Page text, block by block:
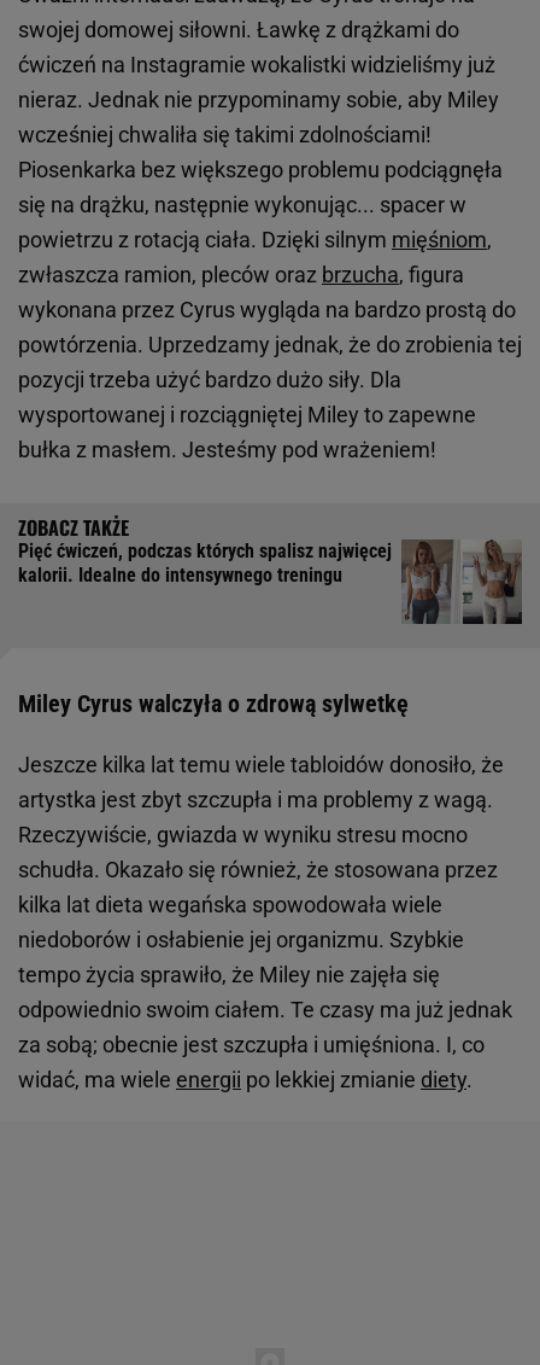
swojej domowej siłowni. Ławkę z drążkami do
ćwiczeń na Instagramie wokalistki widzieliśmy już
nieraz. Jednak nie przypominamy sobie, aby Miley
wcześniej chwaliła się takimi zdolnościami!
Piosenkarka bez większego problemu podciągnęła
się na drążku, następnie wykonując... spacer w
powietrzu z rotacją ciała. Dzięki silnym mięśniom,
zwłaszcza ramion, pleców oraz brzucha, figura
wykonana przez Cyrus wygląda na bardzo prostą do
powtórzenia. Uprzedzamy jednak, że do zrobienia tej
pozycji trzeba użyć bardzo dużo siły. Dla
wysportowanej i rozciągniętej Miley to zapewne
bułka z masłem. Jesteśmy pod wrażeniem!
Pięć ćwiczeń, podczas których spalisz najwięcej
kalorii. Idealne do intensywnego treningu
Miley Cyrus walczyła o zdrową sylwetkę
Jeszcze kilka lat temu wiele tabloidów donosiło, że
artystka jest zbyt szczupła i ma problemy z wagą.
Rzeczywiście, gwiazda w wyniku stresu mocno
schudła. Okazało się również, że stosowana przez
kilka lat dieta wegańska spowodowała wiele
niedoborów i osłabienie jej organizmu. Szybkie
tempo życia sprawiło, że Miley nie zajęła się
odpowiednio swoim ciałem. Te czasy ma już jednak
za sobą; obecnie jest szczupła i umięśniona. I, co
widać, ma wiele energii po lekkiej zmianie diety.